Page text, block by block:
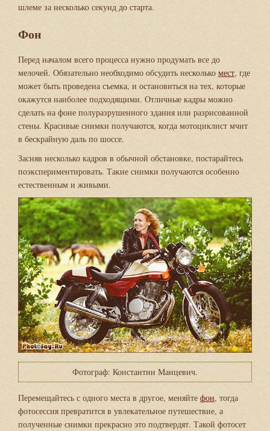
шлеме за несколько секунд до старта.
Фон
Перед началом всего процесса нужно продумать все до
мелочей. Обязательно необходимо обсудить несколько мест, где
может быть проведена съемка, и остановиться на тех, которые
окажутся наиболее подходящими. Отличные кадры можно
сделать на фоне полуразрушенного здания или разрисованной
стены. Красивые снимки получаются, когда мотоциклист мчит
в бескрайную даль по шоссе.
Засняв несколько кадров в обычной обстановке, постарайтесь
поэкспериментировать. Такие снимки получаются особенно
естественным и живыми.
Фотограф: Константин Манцевич.
Перемещайтесь с одного места в другое, меняйте фон, тогда
фотосессия превратится в увлекательное путешествие, а
полученные снимки прекрасно это подтвердят. Такой фотосет